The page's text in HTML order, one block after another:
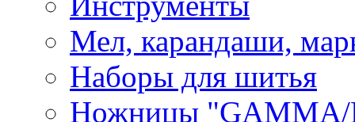
Мел, карандаши,
Наборы для шитья
Ножницы "GAMMA/